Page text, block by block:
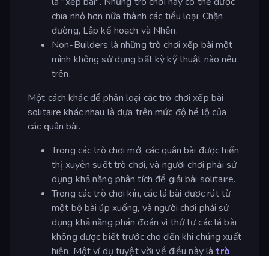
chia nhỏ hơn nữa thành các tiểu loại: Chặn
đường, Lập kế hoạch và Nhện.
Non-Builders là những trò chơi xếp bài một
mình không sử dụng bất kỳ kỹ thuật nào nêu
trên.
Một cách khác để phân loại các trò chơi xếp bài
solitaire khác nhau là dựa trên mức độ hé lộ của
các quân bài.
Trong các trò chơi mở, các quân bài được hiển
thị xuyên suốt trò chơi, và người chơi phải sử
dụng khả năng phân tích để giải bài solitaire.
Trong các trò chơi kín, các lá bài được rút từ
một bộ bài úp xuống, và người chơi phải sử
dụng khả năng phán đoán vì thứ tự các lá bài
không được biết trước cho đến khi chúng xuất
hiện. Một ví dụ tuyệt vời về điều này làtrò